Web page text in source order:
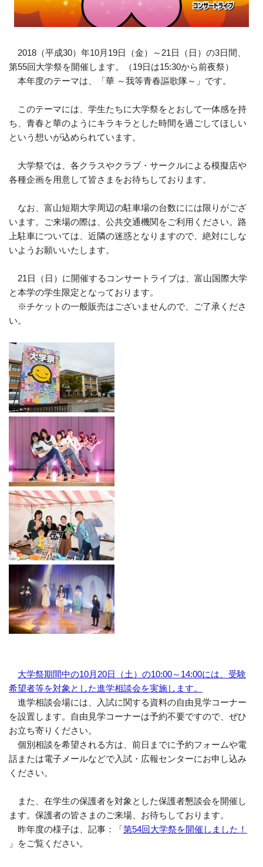
2018（平成30）年10月19日（金）～21日（日）の3日間、
第55回大学祭を開催します。（19日は15:30から前夜祭）
本年度のテーマは、「華 ～我等青春謳歌隊～」です。
このテーマには、学生たちに大学祭をとおして一体感を持
ち、青春と華のようにキラキラとした時間を過ごしてほしい
という想いが込められています。
大学祭では、各クラスやクラブ・サークルによる模擬店や
各種企画を用意して皆さまをお待ちしております。
なお、富山短期大学周辺の駐車場の台数にには限りがござ
います。ご来場の際は、公共交通機関をご利用ください。路
上駐車については、近隣の迷惑となりますので、絶対にしな
いようお願いいたします。
21日（日）に開催するコンサートライブは、富山国際大学
と本学の学生限定となっております。
※チケットの一般販売はございませんので、ご了承くださ
い。
大学祭期間中の10月20日（土）の10:00～14:00には、受験
希望者等を対象とした進学相談会を実施します。
進学相談会場には、入試に関する資料の自由見学コーナー
を設置します。自由見学コーナーは予約不要ですので、ぜひ
お立ち寄りください。
個別相談を希望される方は、前日までに予約フォームや電
話または電子メールなどで入試・広報センターにお申し込み
ください。
また、在学生の保護者を対象とした保護者懇談会を開催し
ます。保護者の皆さまのご来場、お待ちしております。
昨年度の様子は、記事：「第54回大学祭を開催しました！
」をご覧ください。